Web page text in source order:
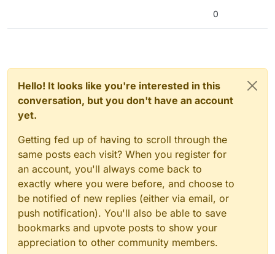
0
Hello! It looks like you're interested in this
conversation, but you don't have an account
yet.
Getting fed up of having to scroll through the
same posts each visit? When you register for
an account, you'll always come back to
exactly where you were before, and choose to
be notified of new replies (either via email, or
push notification). You'll also be able to save
bookmarks and upvote posts to show your
appreciation to other community members.